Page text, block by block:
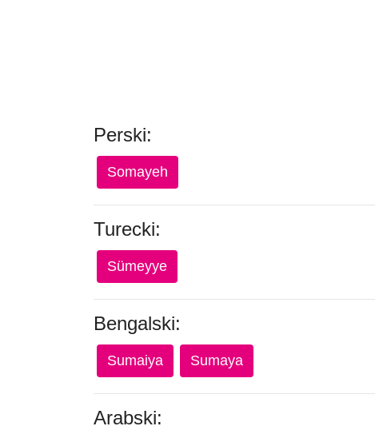
Perski:
Somayeh
Turecki:
Sümeyye
Bengalski:
Sumaiya Sumaya
Arabski: